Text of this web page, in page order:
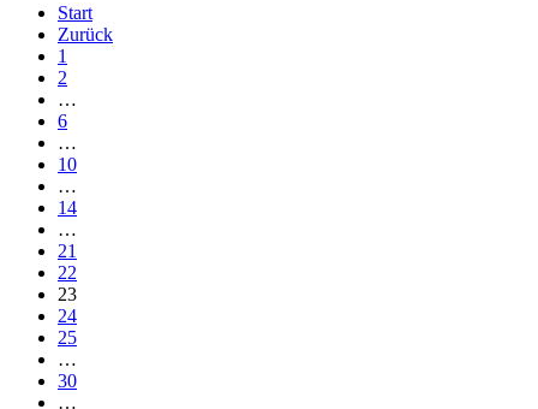
Start
Zurück
1
2
…
6
…
10
…
14
…
21
22
23
24
25
…
30
…